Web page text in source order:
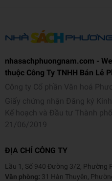
nhasachphuongnam.com -
thuộc Công Ty TNHH Bán Lẻ
Công ty Cổ phần Văn hoá
Giấy chứng nhận Đăng ký
Kế hoạch và Đầu tư Thành
21/06/2019
ĐỊA CHỈ CÔNG TY
Lầu 1, Số 940 Đường 3/2, Phường
Văn phòng: 31 Hàn Thuyên,